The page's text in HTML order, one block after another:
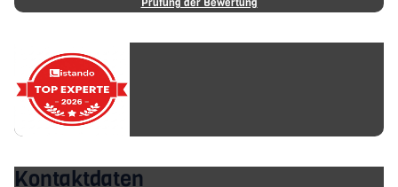
Prüfung der Bewertung
Kontaktdaten